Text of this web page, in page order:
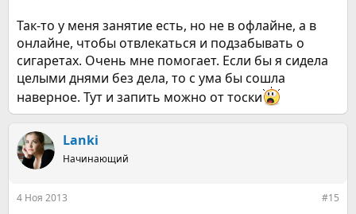
Так-то у меня занятие есть, но не в офлайне, а в
онлайне, чтобы отвлекаться и подзабывать о
сигаретах. Очень мне помогает. Если бы я сидела
целыми днями без дела, то с ума бы сошла
наверное. Тут и запить можно от тоски
Lanki
Начинающий
4 Ноя 2013 #15